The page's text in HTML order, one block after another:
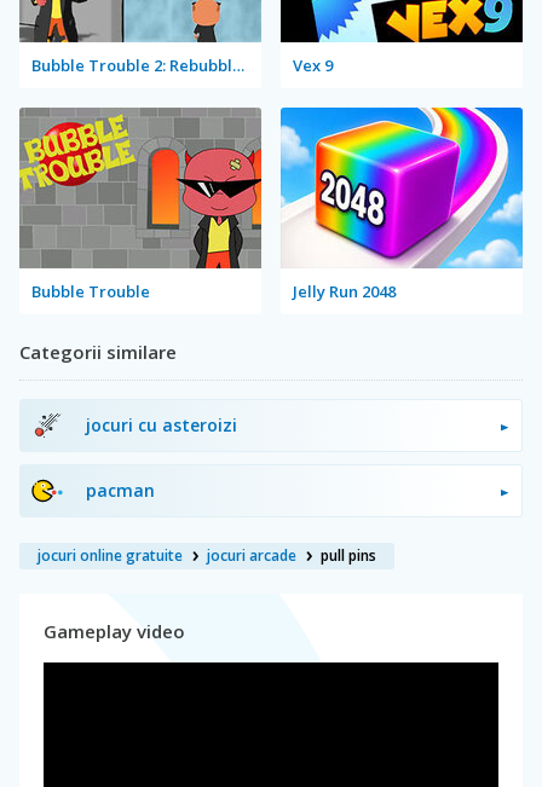
Bubble Trouble 2: Rebubbled Vex 9
Bubble Trouble Jelly Run 2048
Categorii similare
jocuri cu asteroizi
pacman
jocuri online gratuite jocuri arcade pull pins
Gameplay video